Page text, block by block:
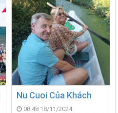
Nu Cuoi Của Khách
08:48 18/11/2024